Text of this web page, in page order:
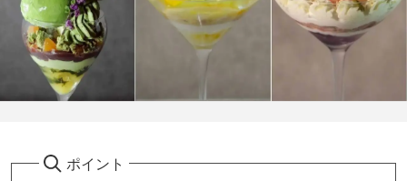
ポイント